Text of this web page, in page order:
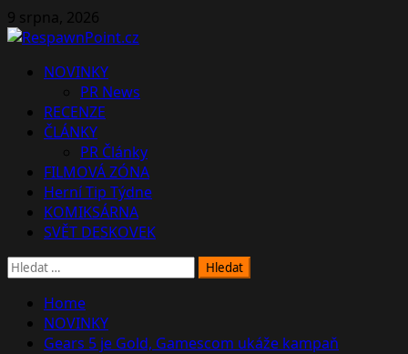
Skip
to
9 srpna, 2026
PrimaryNOVINKY
PR News
RECENZE
ČLÁNKY
PR Články
FILMOVÁ ZÓNA
Herní Tip Týdne
KOMIKSÁRNA
SVĚT DESKOVEK
Vyhledávání
Home
NOVINKY
Gears 5 je Gold, Gamescom ukáže kampaň